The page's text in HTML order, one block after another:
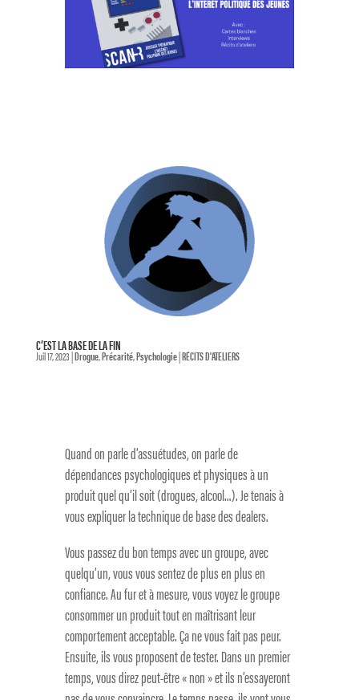
C’EST LA BASE DE LA FIN
Juil 17, 2023|Drogue,Précarité,Psychologie|RÉCITS D'ATELIERS
Quand on parle d’assuétudes, on parle de
dépendances psychologiques et physiques à un
produit quel qu’il soit (drogues, alcool…). Je tenais à
vous expliquer la technique de base des dealers.
Vous passez du bon temps avec un groupe, avec
quelqu’un, vous vous sentez de plus en plus en
confiance. Au fur et à mesure, vous voyez le groupe
consommer un produit tout en maîtrisant leur
comportement acceptable. Ça ne vous fait pas peur.
Ensuite, ils vous proposent de tester. Dans un premier
temps, vous direz peut-être « non » et ils n’essayeront